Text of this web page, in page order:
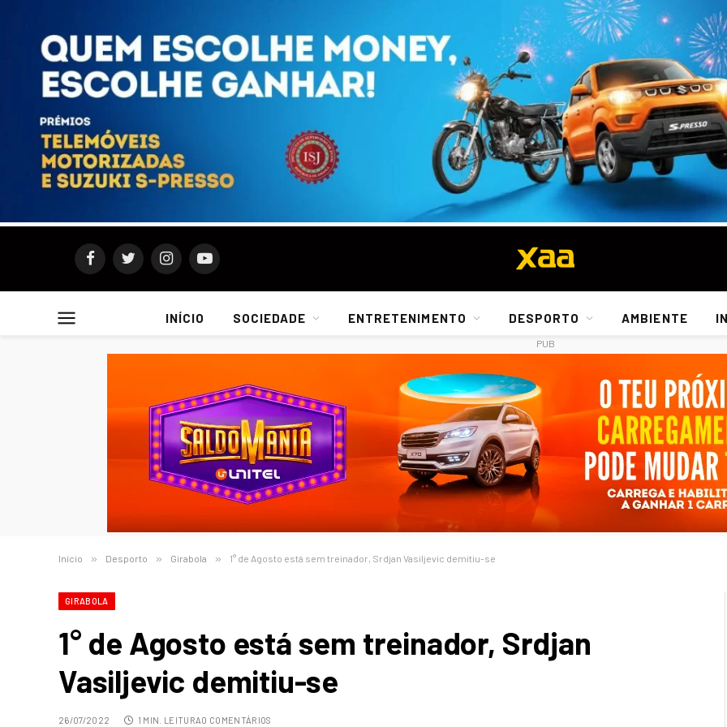
FacebookTwitterInstagramYouTube
INÍCIO SOCIEDADE ENTRETENIMENTO DESPORTO AMBIENTE
PUB
Início » Desporto » Girabola » 1° de Agosto está sem treinador, Srdjan Vasiljevic demitiu-se
GIRABOLA
1° de Agosto está sem treinador, Srdjan
Vasiljevic demitiu-se
26/07/2022 1 MIN. LEITURA0 COMENTÁRIOS